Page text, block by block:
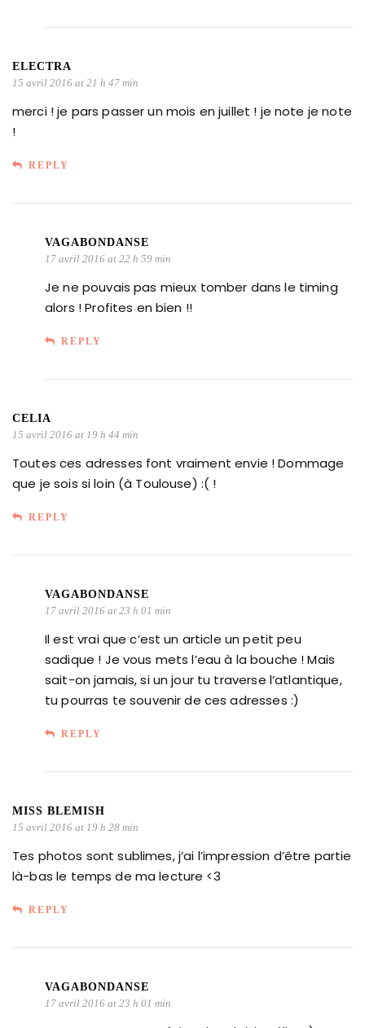
ELECTRA
15 avril 2016 at 21 h 47 min
merci ! je pars passer un mois en juillet ! je note je note
!
REPLY
VAGABONDANSE
17 avril 2016 at 22 h 59 min
Je ne pouvais pas mieux tomber dans le timing
alors ! Profites en bien !!
REPLY
CELIA
15 avril 2016 at 19 h 44 min
Toutes ces adresses font vraiment envie ! Dommage
que je sois si loin (à Toulouse) :( !
REPLY
VAGABONDANSE
17 avril 2016 at 23 h 01 min
Il est vrai que c’est un article un petit peu
sadique ! Je vous mets l’eau à la bouche ! Mais
sait-on jamais, si un jour tu traverse l’atlantique,
tu pourras te souvenir de ces adresses :)
REPLY
MISS BLEMISH
15 avril 2016 at 19 h 28 min
Tes photos sont sublimes, j’ai l’impression d’être partie
là-bas le temps de ma lecture <3
REPLY
VAGABONDANSE
17 avril 2016 at 23 h 01 min